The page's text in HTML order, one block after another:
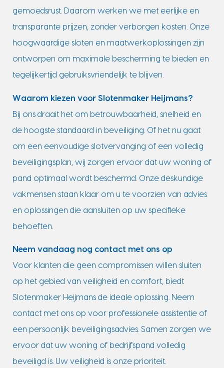
gemoedsrust. Daarom werken we met eerlijke en
transparante prijzen, zonder verborgen kosten. Onze
hoogwaardige sloten en maatwerkoplossingen zijn
ontworpen om maximale bescherming te bieden en
tegelijkertijd gebruiksvriendelijk te blijven.
Waarom kiezen voor Slotenmaker Heijmans?
Bij ons draait het om betrouwbaarheid, snelheid en
de hoogste standaard in beveiliging. Of het nu gaat
om een eenvoudige slotvervanging of een volledig
beveiligingsplan, wij zorgen ervoor dat uw woning of
pand optimaal wordt beschermd. Onze deskundige
vakmensen staan klaar om u te voorzien van advies
en oplossingen die aansluiten op uw specifieke
behoeften.
Neem vandaag nog contact met ons op
Voor klanten die geen compromissen willen sluiten
op het gebied van veiligheid en comfort, biedt
Slotenmaker Heijmans de ideale oplossing. Neem
contact met ons op voor professionele assistentie of
een persoonlijk beveiligingsadvies. Samen zorgen we
ervoor dat uw woning of bedrijfspand volledig
beveiligd is. Uw veiligheid is onze prioriteit.